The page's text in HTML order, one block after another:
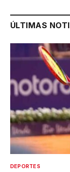
ÚLTIMAS
DEPORTES